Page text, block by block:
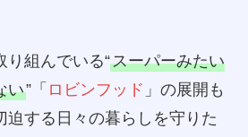
組んでいる“スーパーみたい
い”「 ロビンフッド 」の展開も
迫する日々の暮らしを守りた